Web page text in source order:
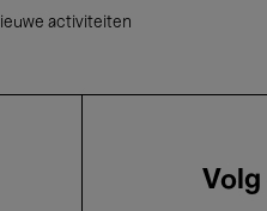
activiteiten
Volg